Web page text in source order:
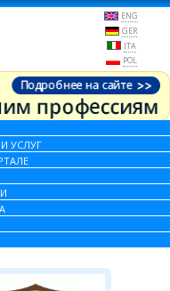
ENG
GER
ITA
POL
УСЛУГ